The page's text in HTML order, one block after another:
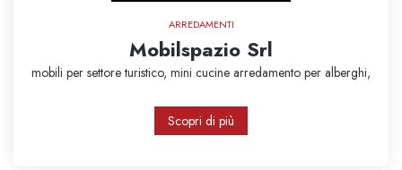
ARREDAMENTI
Mobilspazio Srl
mobili per settore turistico, mini cucine arredamento per alberghi,
Scopri di più